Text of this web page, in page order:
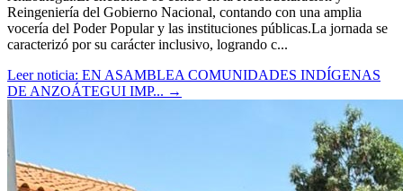
Reingeniería del Gobierno Nacional, contando con una amplia
vocería del Poder Popular y las instituciones públicas.​La jornada se
caracterizó por su carácter inclusivo, logrando c...
Leer noticia: EN A​SAMBLEA COMUNIDADES INDÍGENAS
DE ANZOÁTEGUI IMP... →